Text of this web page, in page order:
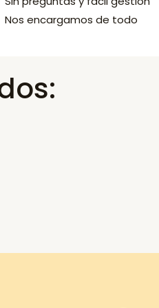
Nos encargamos de todo